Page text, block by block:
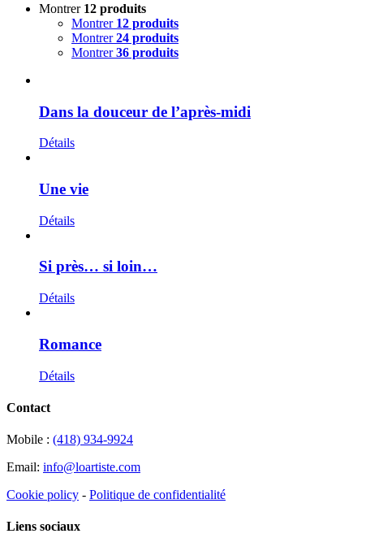
Montrer 12 produits
Montrer 12 produits
Montrer24 produits
Montrer36 produits
Dans la douceur de l’après-midi
Détails
Une vie
Détails
Si près… si loin…
Détails
Romance
Détails
Contact
Mobile : (418) 934-9924
Email: info@loartiste.com
Cookie policy - Politique de confidentialité
Liens sociaux